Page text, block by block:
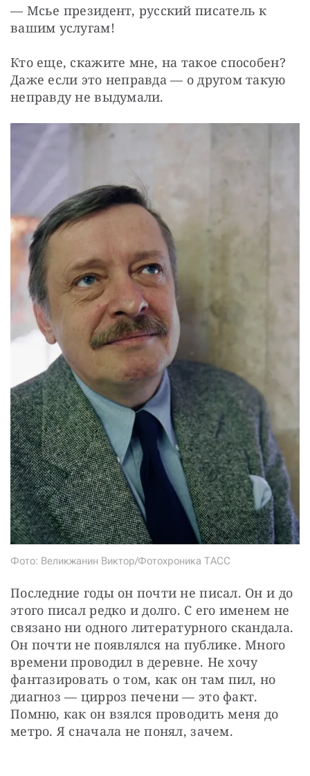
— Мсье президент, русский писатель к
вашим услугам!
Кто еще, скажите мне, на такое способен?
Даже если это неправда — о другом такую
неправду не выдумали.
Фото: Великжанин Виктор/Фотохроника ТАСС
Последние годы он почти не писал. Он и до
этого писал редко и долго. С его именем не
связано ни одного литературного скандала.
Он почти не появлялся на публике. Много
времени проводил в деревне. Не хочу
фантазировать о том, как он там пил, но
диагноз — цирроз печени — это факт.
Помню, как он взялся проводить меня до
метро. Я сначала не понял, зачем.